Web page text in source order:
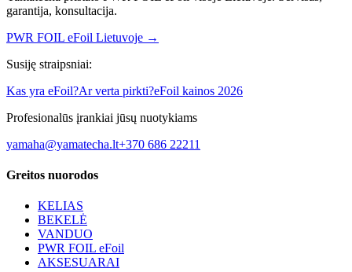
garantija, konsultacija.
PWR FOIL eFoil Lietuvoje →
Susiję straipsniai:
Kas yra eFoil?Ar verta pirkti?eFoil kainos 2026
Profesionalūs įrankiai jūsų nuotykiams
yamaha@yamatecha.lt+370 686 22211
Greitos nuorodos
KELIAS
BEKELĖ
VANDUO
PWR FOIL eFoil
AKSESUARAI